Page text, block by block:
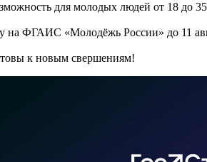
для молодых людей от 18 до
на ФГАИС «Молодёжь России» до 11
к новым свершениям!